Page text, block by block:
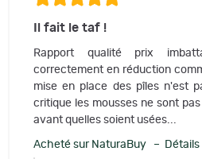
Il fait le taf !
Rapport qualité prix
correctement en réduction
mise en place des pîles n'est
critique les mousses ne sont
avant quelles soient usées...
Acheté sur NaturaBuy – Détails